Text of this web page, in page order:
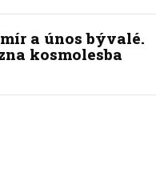
a únos bývalé.
kosmolesba